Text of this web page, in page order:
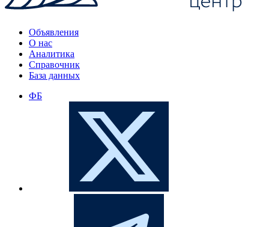
Объявления
О нас
Аналитика
Справочник
База данных
ФБ